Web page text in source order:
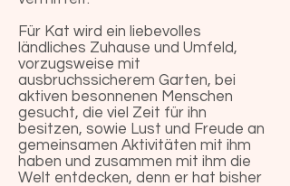
Für Kat wird ein liebevolles
ländliches Zuhause und Umfeld,
vorzugsweise mit
ausbruchssicherem Garten, bei
aktiven besonnenen Menschen
gesucht, die viel Zeit für ihn
besitzen, sowie Lust und Freude an
gemeinsamen Aktivitäten mit ihm
haben und zusammen mit ihm die
Welt entdecken, denn er hat bisher